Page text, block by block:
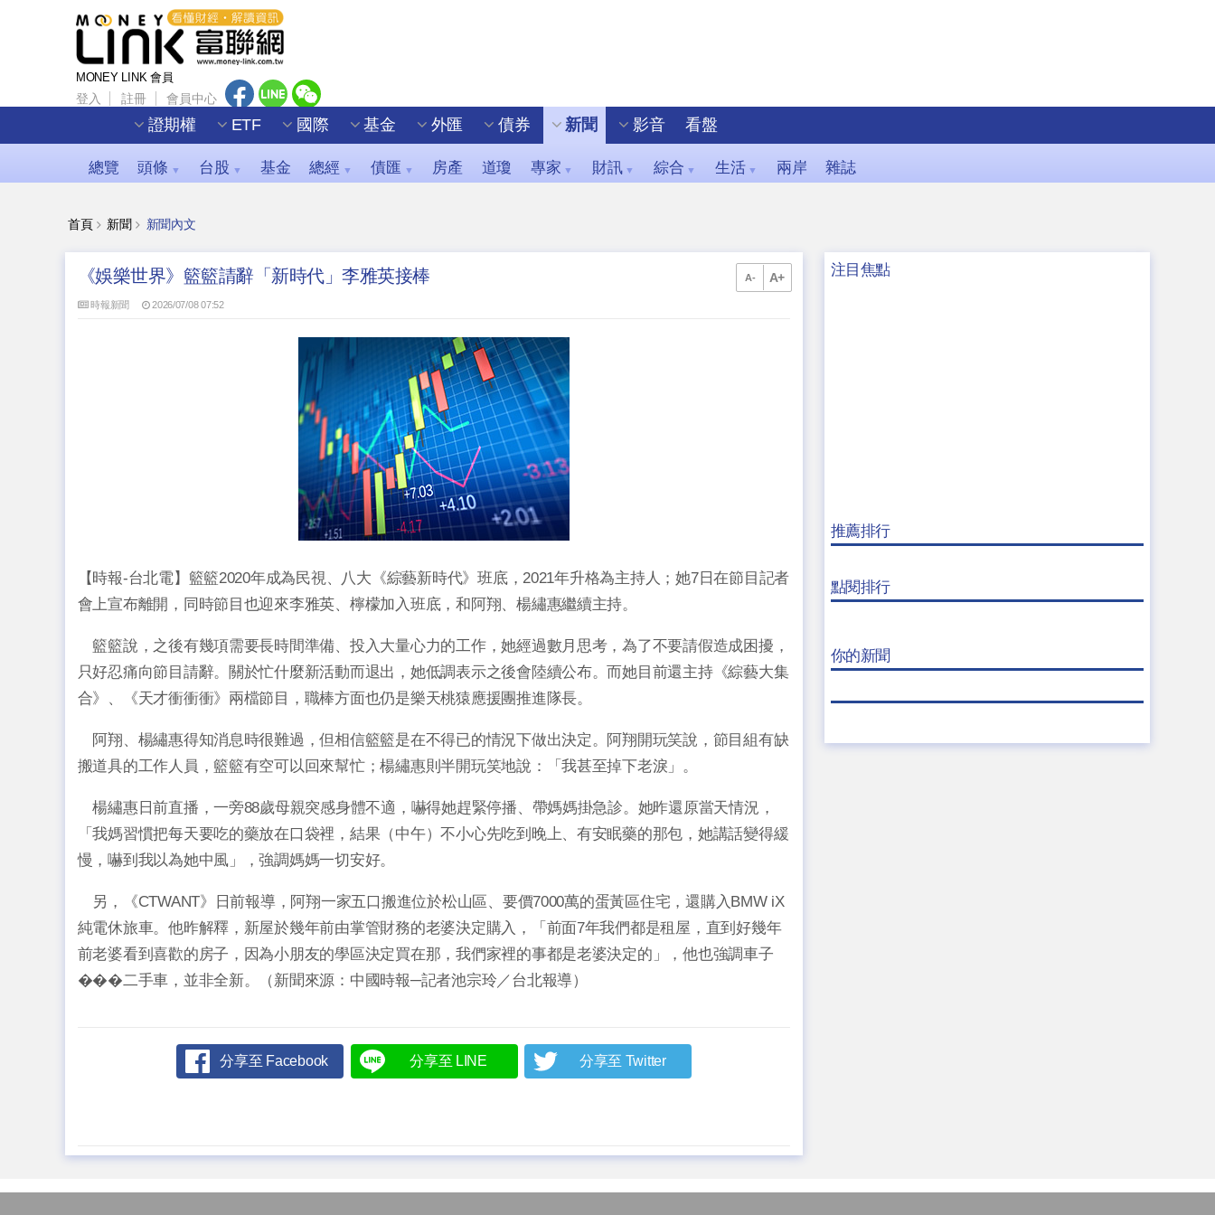
MONEY LINK 會員
登入 註冊 會員中心
證期權 ETF 國際 基金 外匯 債券 新聞 影音 看盤
總覽 頭條 ▼ 台股 ▼ 基金 總經 ▼ 債匯 ▼ 房產 道瓊 專家 ▼ 財訊 ▼ 綜合 ▼ 生活 ▼ 兩岸 雜誌
首頁 新聞 新聞內文
A- A+
《娛樂世界》籃籃請辭「新時代」李雅英接棒
時報新聞 2026/07/08 07:52
【時報-台北電】籃籃2020年成為民視、八大《綜藝新時代》班底，2021年升格為主持人；她7日在節目記者
會上宣布離開，同時節目也迎來李雅英、檸檬加入班底，和阿翔、楊繡惠繼續主持。
籃籃說，之後有幾項需要長時間準備、投入大量心力的工作，她經過數月思考，為了不要請假造成困擾，
只好忍痛向節目請辭。關於忙什麼新活動而退出，她低調表示之後會陸續公布。而她目前還主持《綜藝大集
合》、《天才衝衝衝》兩檔節目，職棒方面也仍是樂天桃猿應援團推進隊長。
阿翔、楊繡惠得知消息時很難過，但相信籃籃是在不得已的情況下做出決定。阿翔開玩笑說，節目組有缺
搬道具的工作人員，籃籃有空可以回來幫忙；楊繡惠則半開玩笑地說：「我甚至掉下老淚」。
楊繡惠日前直播，一旁88歲母親突感身體不適，嚇得她趕緊停播、帶媽媽掛急診。她昨還原當天情況，
「我媽習慣把每天要吃的藥放在口袋裡，結果（中午）不小心先吃到晚上、有安眠藥的那包，她講話變得緩
慢，嚇到我以為她中風」，強調媽媽一切安好。
另，《CTWANT》日前報導，阿翔一家五口搬進位於松山區、要價7000萬的蛋黃區住宅，還購入BMW iX
純電休旅車。他昨解釋，新屋於幾年前由掌管財務的老婆決定購入，「前面7年我們都是租屋，直到好幾年
前老婆看到喜歡的房子，因為小朋友的學區決定買在那，我們家裡的事都是老婆決定的」，他也強調車子
���二手車，並非全新。（新聞來源：中國時報─記者池宗玲／台北報導）
分享至 Facebook 分享至 LINE 分享至 Twitter
注目焦點
推薦排行
點閱排行
你的新聞